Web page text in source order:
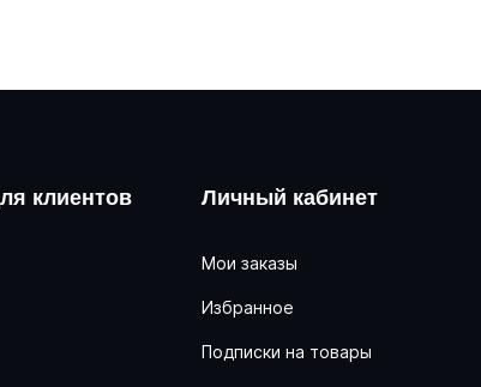
клиентов Личный кабинет
Мои заказы
Избранное
Подписки на товары